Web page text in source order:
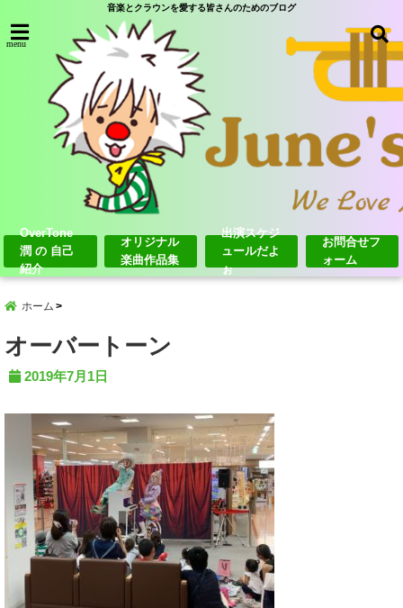
音楽とクラウンを愛する皆さんのためのブログ
menu
OverTone
潤 の 自己
紹介
オリジナル
楽曲作品集
出演スケジ
ュールだよ
ぉ
お問合せフ
ォーム
ホーム
オーバートーン
2019年7月1日